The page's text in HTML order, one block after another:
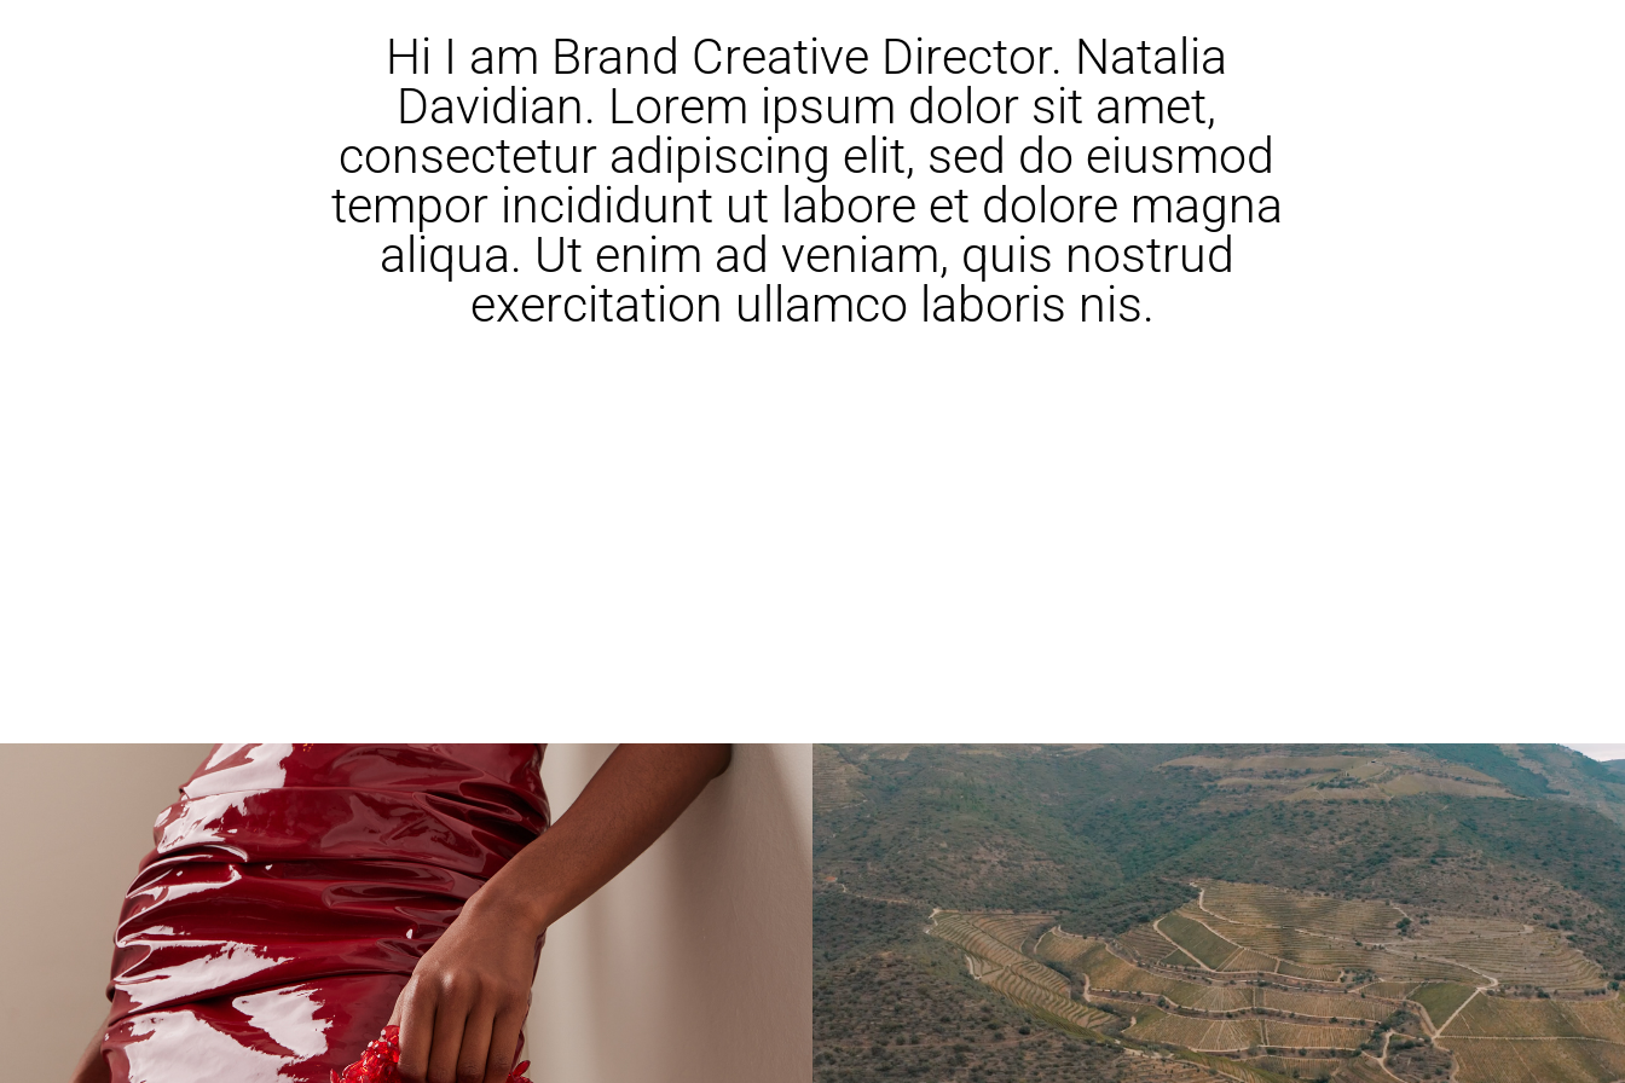
Hi I am Brand Creative Director. Natalia
Davidian. Lorem ipsum dolor sit amet,
consectetur adipiscing elit, sed do eiusmod
tempor incididunt ut labore et dolore magna
aliqua. Ut enim ad veniam, quis nostrud
exercitation ullamco laboris nis.
ADORADO ELITE CLUTCHES JHCGB